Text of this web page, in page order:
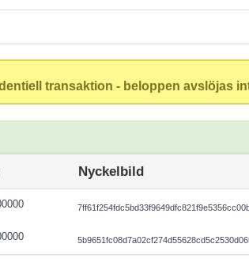
transaktion - beloppen avslöjas
Nyckelbild